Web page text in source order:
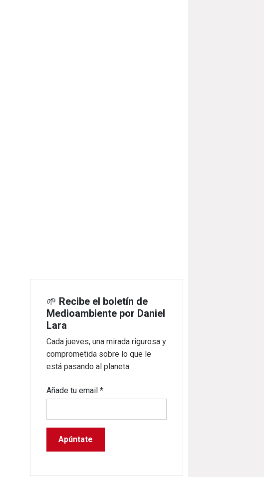
🌱 Recibe el boletín de
Medioambiente por Daniel
Lara
Cada jueves, una mirada rigurosa y
comprometida sobre lo que le
está pasando al planeta.
Añade tu email*